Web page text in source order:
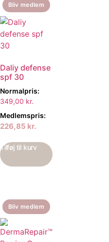
Bliv medlem
Daliy defense
spf 30
Normalpris:
349,00 kr.
Medlemspris:
226,85 kr.
Tilføj til kurv
Bliv medlem